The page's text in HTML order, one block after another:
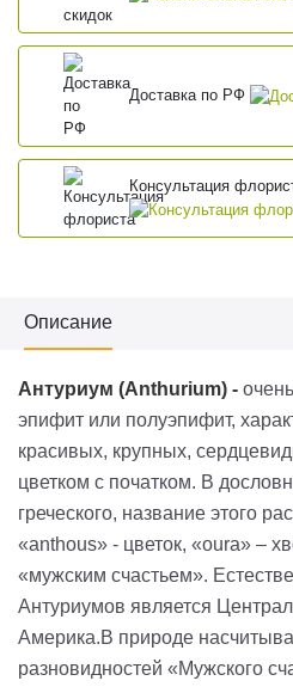
Доставка по РФ
Консультация
Описание
Антуриум (Anthurium) -
эпифит или полуэпифит,
красивых, крупных,
цветком с початком. В
греческого, название этого
«anthous» - цветок, «oura» –
«мужским счастьем».
Антуриумов является
Америка.В природе
разновидностей «Мужского